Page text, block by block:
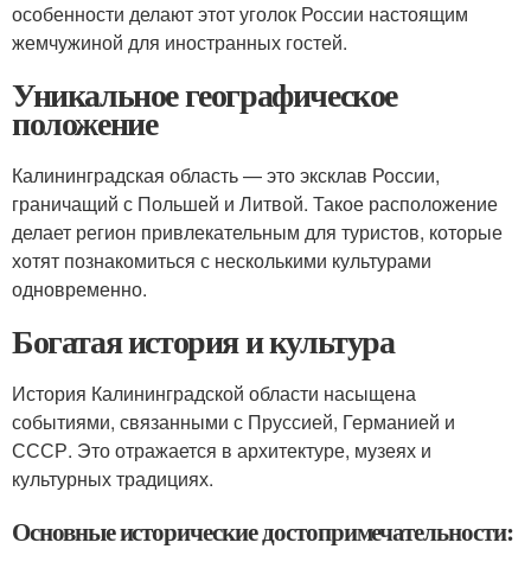
особенности делают этот уголок России настоящим
жемчужиной для иностранных гостей.
Уникальное географическое
положение
Калининградская область — это эксклав России,
граничащий с Польшей и Литвой. Такое расположение
делает регион привлекательным для туристов, которые
хотят познакомиться с несколькими культурами
одновременно.
Богатая история и культура
История Калининградской области насыщена
событиями, связанными с Пруссией, Германией и
СССР. Это отражается в архитектуре, музеях и
культурных традициях.
Основные исторические достопримечательности: